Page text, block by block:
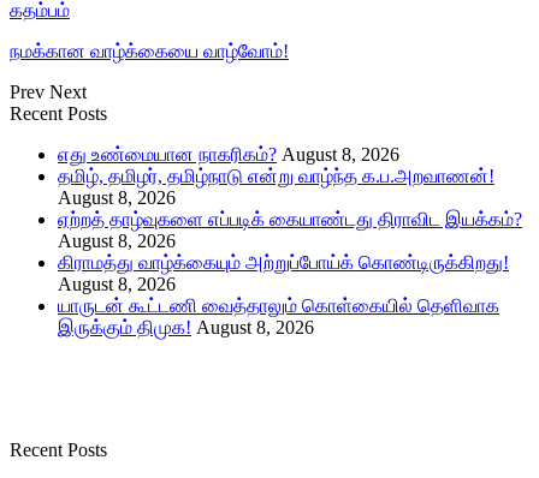
கதம்பம்
நமக்கான வாழ்க்கையை வாழ்வோம்!
Prev Next
Recent Posts
எது உண்மையான நாகரிகம்? August 8, 2026
தமிழ், தமிழர், தமிழ்நாடு என்று வாழ்ந்த க.ப.அறவாணன்!
August 8, 2026
ஏற்றத் தாழ்வுகளை எப்படிக் கையாண்டது திராவிட இயக்கம்?
August 8, 2026
கிராமத்து வாழ்க்கையும் அற்றுப்போய்க் கொண்டிருக்கிறது!
August 8, 2026
யாருடன் கூட்டணி வைத்தாலும் கொள்கையில் தெளிவாக
இருக்கும் திமுக! August 8, 2026
Recent Posts